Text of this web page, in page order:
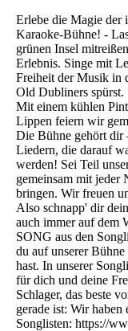
Erlebe die Magie der
Karaoke-Bühne! -
grünen Insel
Erlebnis. Singe mit
Freiheit der Musik in
Old Dubliners spürst.
Mit einem kühlen
Lippen feiern wir
Die Bühne gehört dir
Liedern, die darauf
werden! Sei Teil
gemeinsam mit jeder
bringen. Wir freuen
Also schnapp' dir
auch immer auf dem
SONG aus den
du auf unserer
hast. In unserer
für dich und deine
Schlager, das beste
gerade ist: Wir haben
Songlisten: https://